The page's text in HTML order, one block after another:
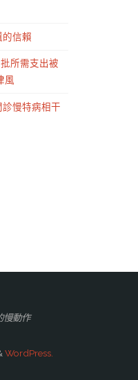
信賴
所需支出被
風
慢特病相干
慢動作
WordPress.